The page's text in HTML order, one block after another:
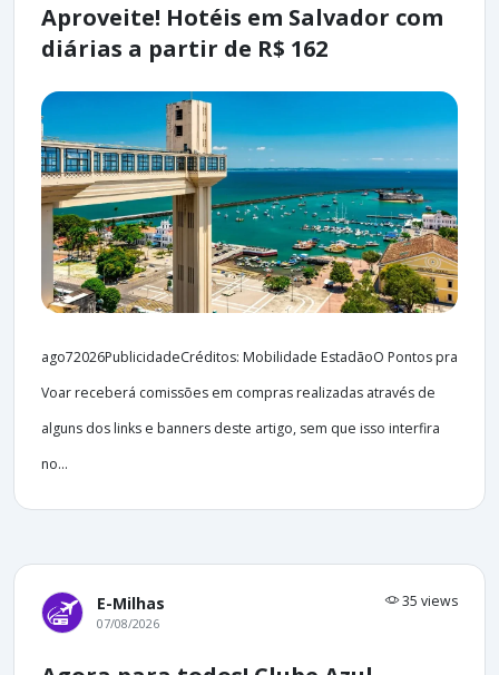
Aproveite! Hotéis em Salvador com
diárias a partir de R$ 162
ago72026PublicidadeCréditos: Mobilidade EstadãoO Pontos pra
Voar receberá comissões em compras realizadas através de
alguns dos links e banners deste artigo, sem que isso interfira
no...
E-Milhas 35 views
07/08/2026